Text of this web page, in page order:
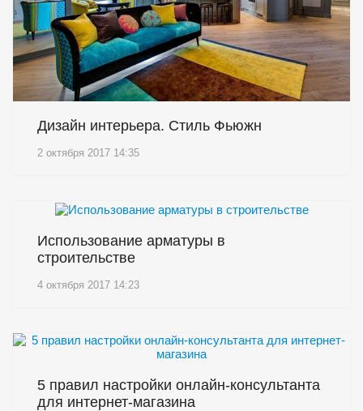
Дизайн интерьера. Стиль Фьюжн
2 октября 2017 14:35
Использование арматуры в
строительстве
4 октября 2017 14:23
5 правил настройки онлайн-консультанта
для интернет-магазина